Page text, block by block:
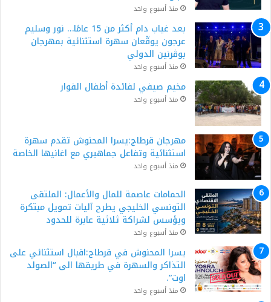
منذ أسبوع واحد
بعد غياب دام أكثر من 15 عامًا… نور وسليم
عرجون يوقّعان سهرة استثنائية بمهرجان
بوڨرنين الدولي
منذ أسبوع واحد
مخيم صيفي لفائدة أطفال الفوار
منذ أسبوع واحد
مهرجان قرطاج:يسرا المحنوش تقدم سهرة
استثنائية وتفاعل جماهيري مع اغانيها الخاصة
منذ أسبوع واحد
الحمامات عاصمة للمال والأعمال: الملتقى
التونسي الخليجي يطرح آليات تمويل مبتكرة
ويؤسس لشراكة ثلاثية عابرة للحدود
منذ أسبوع واحد
يسرا المحنوش في قرطاج:اقبال استثنائي على
التذاكر والسهرة في طريقها الى “الصولد
اوت”.
منذ أسبوع واحد